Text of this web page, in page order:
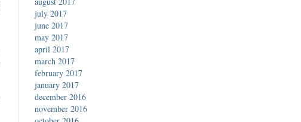
july 2017
june 2017
may 2017
april 2017
march 2017
february 2017
january 2017
december 2016
november 2016